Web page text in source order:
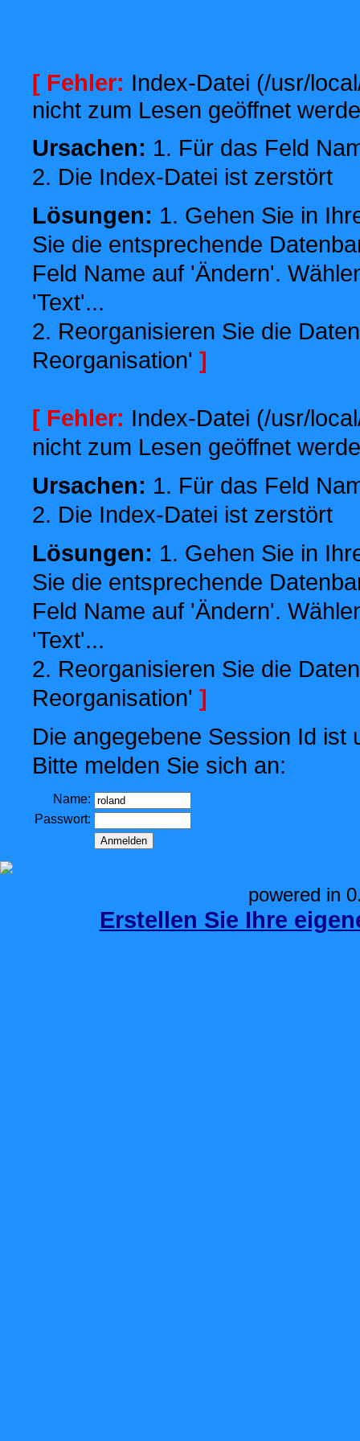
[ Fehler: Index-Datei (/usr/
nicht zum Lesen geöffnet
Ursachen: 1. Für das Feld
2. Die Index-Datei ist zerstört
Lösungen: 1. Gehen Sie in
Sie die entsprechende
Feld Name auf 'Ändern'.
'Text'...
2. Reorganisieren Sie die
Reorganisation' ]
[ Fehler: Index-Datei (/usr/
nicht zum Lesen geöffnet
Ursachen: 1. Für das Feld
2. Die Index-Datei ist zerstört
Lösungen: 1. Gehen Sie in
Sie die entsprechende
Feld Name auf 'Ändern'.
'Text'...
2. Reorganisieren Sie die
Reorganisation' ]
Die angegebene Session Id ist
Bitte melden Sie sich an:
Name:
Passwort:
powered in
Erstellen Sie Ihre